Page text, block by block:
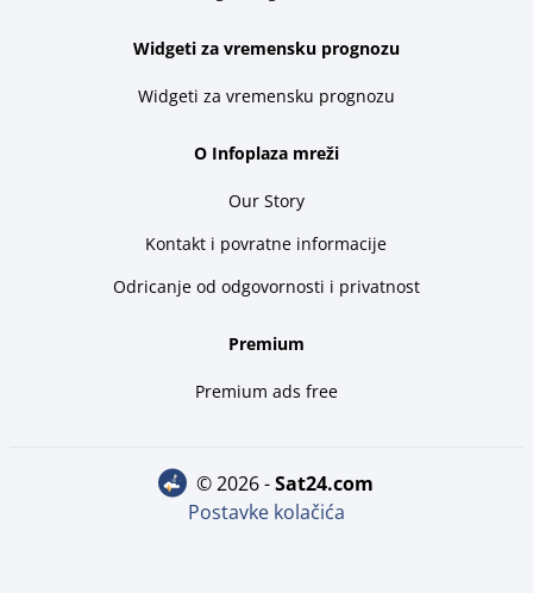
Widgeti za vremensku prognozu
Widgeti za vremensku prognozu
O Infoplaza mreži
Our Story
Kontakt i povratne informacije
Odricanje od odgovornosti i privatnost
Premium
Premium ads free
© 2026 - sat24.com
Postavke kolačića